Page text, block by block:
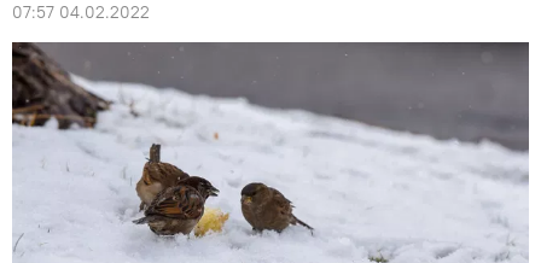
07:57 04.02.2022